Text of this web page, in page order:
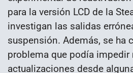
para la versión LCD de la
investigan las salidas
suspensión. Además, se ha
problema que podía impedir
actualizaciones desde